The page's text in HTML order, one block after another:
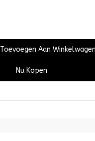
Toevoegen Aan Winkelwagen
Nu Kopen